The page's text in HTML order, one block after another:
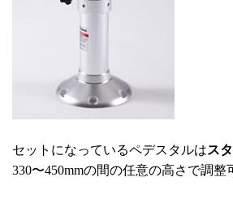
セットになっているペデスタルはス
330〜450mmの間の任意の高さで調整